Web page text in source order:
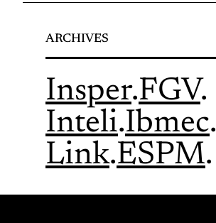
ARCHIVES
Insper.FGV.
Inteli.Ibmec.
Link.ESPM.